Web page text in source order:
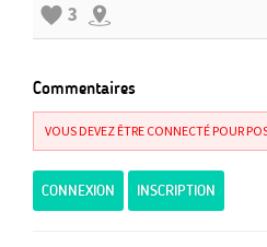
3
Commentaires
VOUS DEVEZ ÊTRE CONNECTÉ POUR
CONNEXION INSCRIPTION